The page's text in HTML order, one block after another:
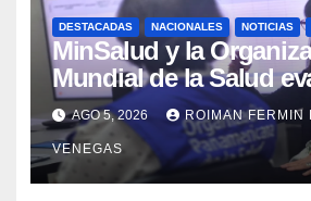
DESTACADAS NACIONALES NOTICIAS
MinSalud y la
Mundial de la Salud
propuesta técnica
materia de agua
higiene ante
AGO 5, 2026 ROIMAN FERMIN
VENEGAS